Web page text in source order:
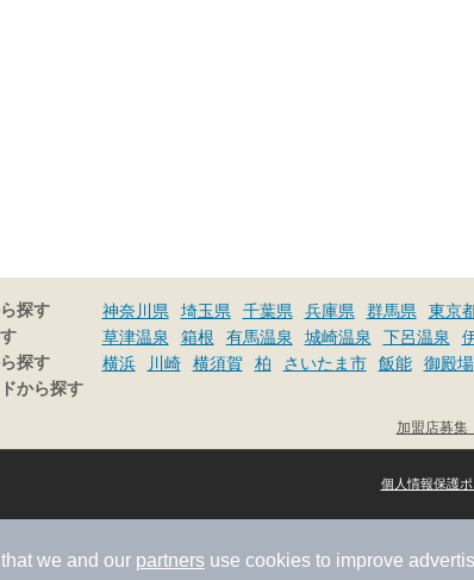
we and our partnersuse cookies to improve
探す 神奈川県 埼玉県 千葉県 兵庫県 群馬県 東京
草津温泉 箱根 有馬温泉 城崎温泉 下呂温泉
探す 横浜 川崎 横須賀 柏 さいたま市 飯能 御殿場
から探す
加盟店募集
個人情報保護